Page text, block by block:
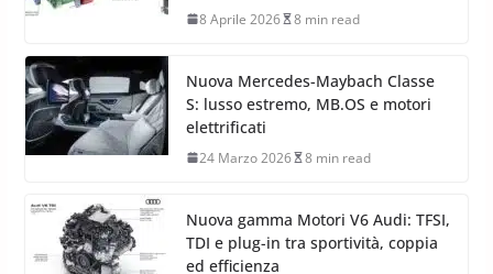
8 Aprile 2026 8 min read
Nuova Mercedes-Maybach Classe
S: lusso estremo, MB.OS e motori
elettrificati
24 Marzo 2026 8 min read
Nuova gamma Motori V6 Audi: TFSI,
TDI e plug-in tra sportività, coppia
ed efficienza